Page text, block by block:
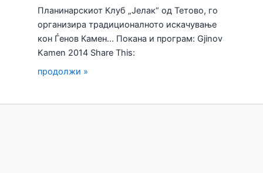
Планинарскиот Клуб „Јелак“ од Тетово, го
организира традиционалното искачување
кон Ѓeнов Камен… Покана и програм: Gjinov
Kamen 2014 Share This:
продолжи »